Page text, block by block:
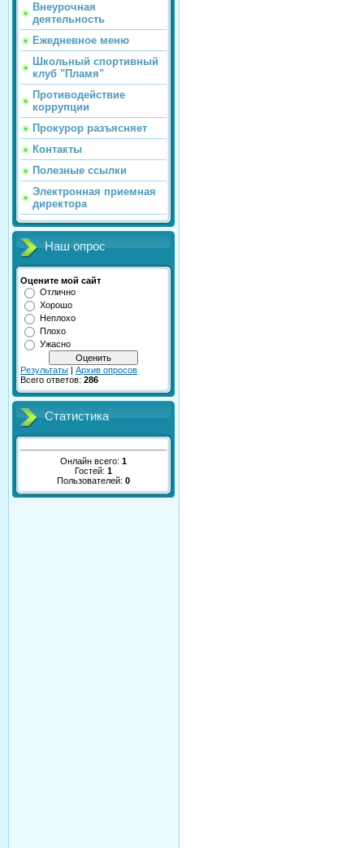
Внеурочная
деятельность
Ежедневное меню
Школьный спортивный
клуб "Пламя"
Противодействие
коррупции
Прокурор разъясняет
Контакты
Полезные ссылки
Электронная приемная
директора
Наш опрос
Оцените мой сайт
Отлично
Хорошо
Неплохо
Плохо
Ужасно
Результаты | Архив опросов
Всего ответов: 286
Статистика
Онлайн всего: 1
Гостей: 1
Пользователей: 0